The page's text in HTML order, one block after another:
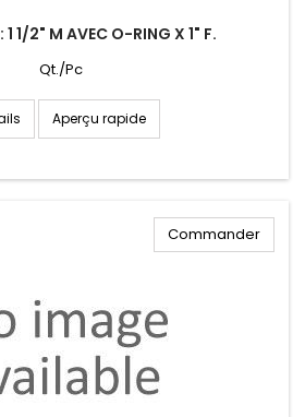
1 1/2" M AVEC O-RING X 1" F.
Qt./Pc
Aperçu rapide
Commander